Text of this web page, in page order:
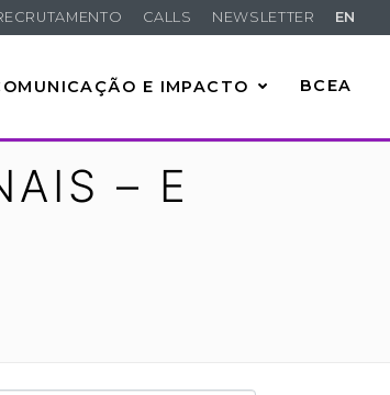
CALLS NEWSLETTER EN
E IMPACTO BCEA
– E